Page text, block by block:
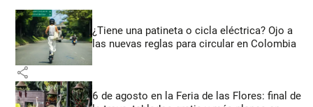
¿Tiene una patineta o cicla eléctrica? Ojo a
las nuevas reglas para circular en Colombia
share
6 de agosto en la Feria de las Flores: final de